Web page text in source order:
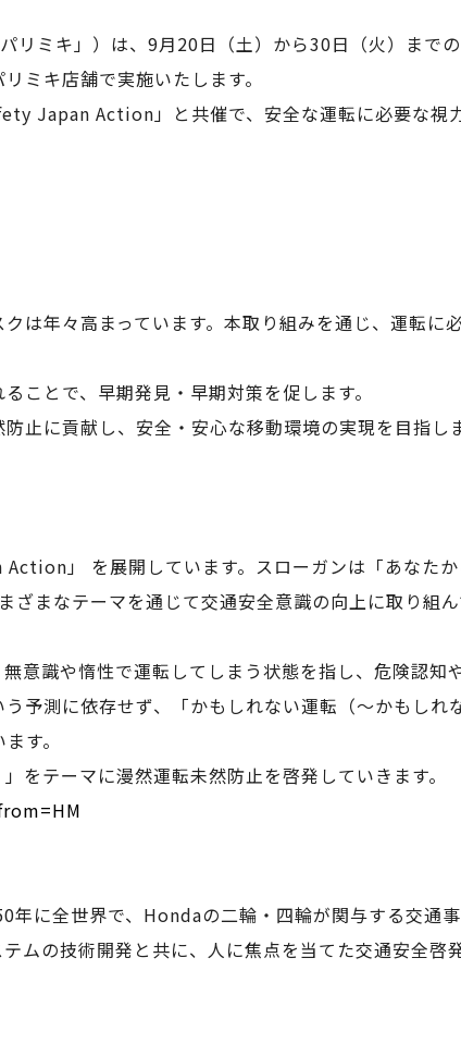
リミキ」）は、9月20日（土）から30日（火）まで
ミキ店舗で実施いたします。
Japan Action」と共催で、安全な運転に必要な視
は年々高まっています。本取り組みを通じ、運転に
ことで、早期発見・早期対策を促します。
止に貢献し、安全・安心な移動環境の実現を目指しま
」 を展開しています。スローガンは「あなた
まなテーマを通じて交通安全意識の向上に取り組
意識や惰性で運転してしまう状態を指し、危険認知
予測に依存せず、「かもしれない運転（～かもしれ
す。
テーマに漫然運転未然防止を啓発していきます。
に全世界で、Hondaの二輪・四輪が関与する交通
ムの技術開発と共に、人に焦点を当てた交通安全啓